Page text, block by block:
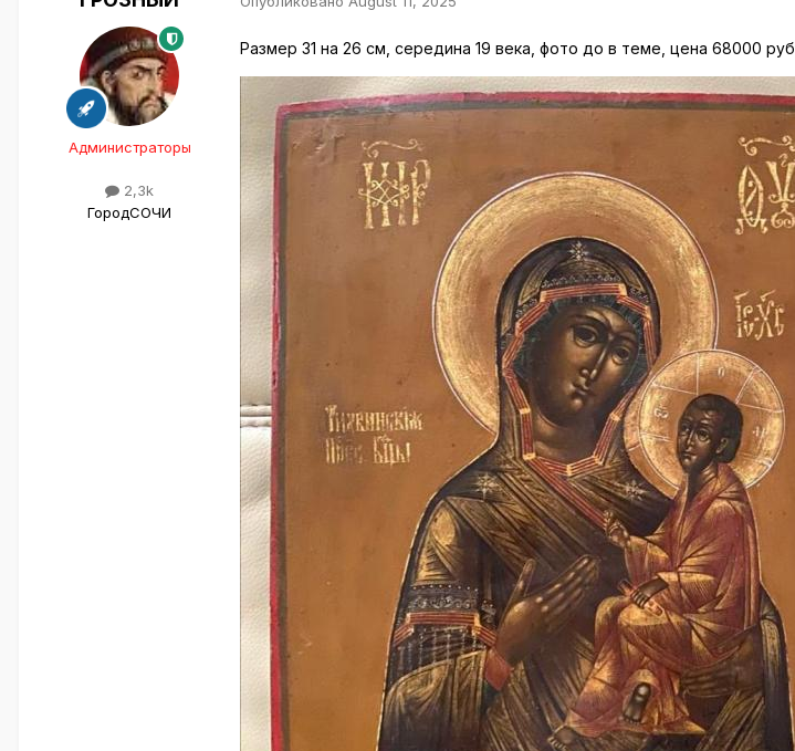
Администраторы
2,3k
ГородСОЧИ
Размер 31 на 26 см, середина 19 века, фото до в теме, цена 68000 руб